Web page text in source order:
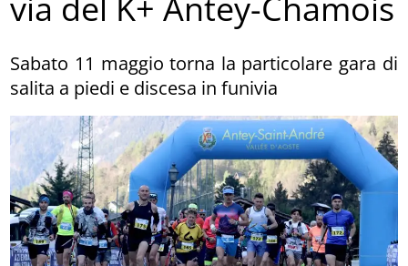
via del K+ Antey-Chamois
Sabato 11 maggio torna la particolare gara di
salita a piedi e discesa in funivia